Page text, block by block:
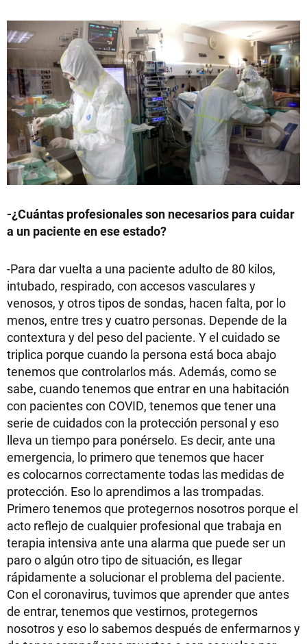
-¿Cuántas profesionales son necesarios para cuidar
a un paciente en ese estado?
-Para dar vuelta a una paciente adulto de 80 kilos,
intubado, respirado, con accesos vasculares y
venosos, y otros tipos de sondas, hacen falta, por lo
menos, entre tres y cuatro personas. Depende de la
contextura y del peso del paciente. Y el cuidado se
triplica porque cuando la persona está boca abajo
tenemos que controlarlos más. Además, como se
sabe, cuando tenemos que entrar en una habitación
con pacientes con COVID, tenemos que tener una
serie de cuidados con la protección personal y eso
lleva un tiempo para ponérselo. Es decir, ante una
emergencia, lo primero que tenemos que hacer
es colocarnos correctamente todas las medidas de
protección. Eso lo aprendimos a las trompadas.
Primero tenemos que protegernos nosotros porque el
acto reflejo de cualquier profesional que trabaja en
terapia intensiva ante una alarma que puede ser un
paro o algún otro tipo de situación, es llegar
rápidamente a solucionar el problema del paciente.
Con el coronavirus, tuvimos que aprender que antes
de entrar, tenemos que vestirnos, protegernos
nosotros y eso lo sabemos después de enfermarnos y